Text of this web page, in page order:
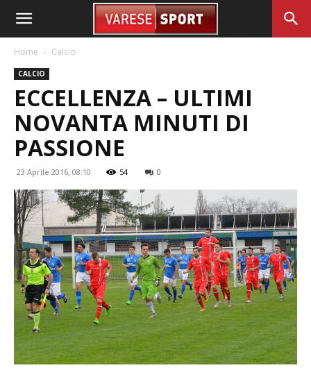
Home Calcio
CALCIO
ECCELLENZA – ULTIMI
NOVANTA MINUTI DI
PASSIONE
23 Aprile 2016, 08:10 54 0